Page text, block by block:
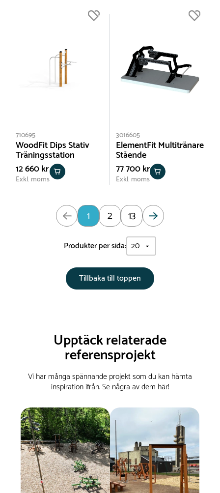
710695
WoodFit Dips Stativ
Träningsstation
12 660 kr
Exkl. moms
3016605
ElementFit Multitränare
Stående
77 700 kr
Exkl. moms
Uppdaterad: Sida 1 av 13 1 2 13
Produkter per sida:
Tillbaka till toppen
Upptäck relaterade
referensprojekt
Vi har många spännande projekt som du kan hämta
inspiration ifrån. Se några av dem här!